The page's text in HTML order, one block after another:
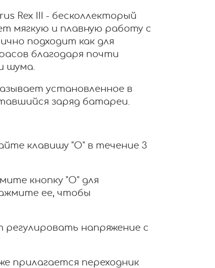
Rex III - бесколлекторый
мягкую и плавную работу с
подходит как для
благодаря почти
шума.
установленное в
заряд батареи.
клавишу "O" в течение 3
кнопку "O" для
ее, чтобы
регулировать напряжение с
прилагается переходник